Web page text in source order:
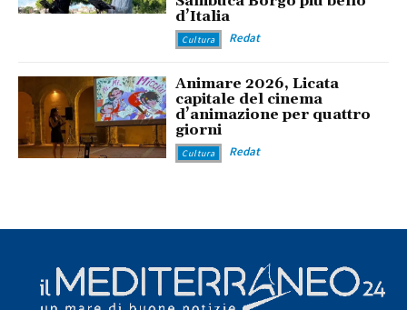
d’Italia
Cultura Redat
Animare 2026, Licata
capitale del cinema
d’animazione per quattro
giorni
Cultura Redat